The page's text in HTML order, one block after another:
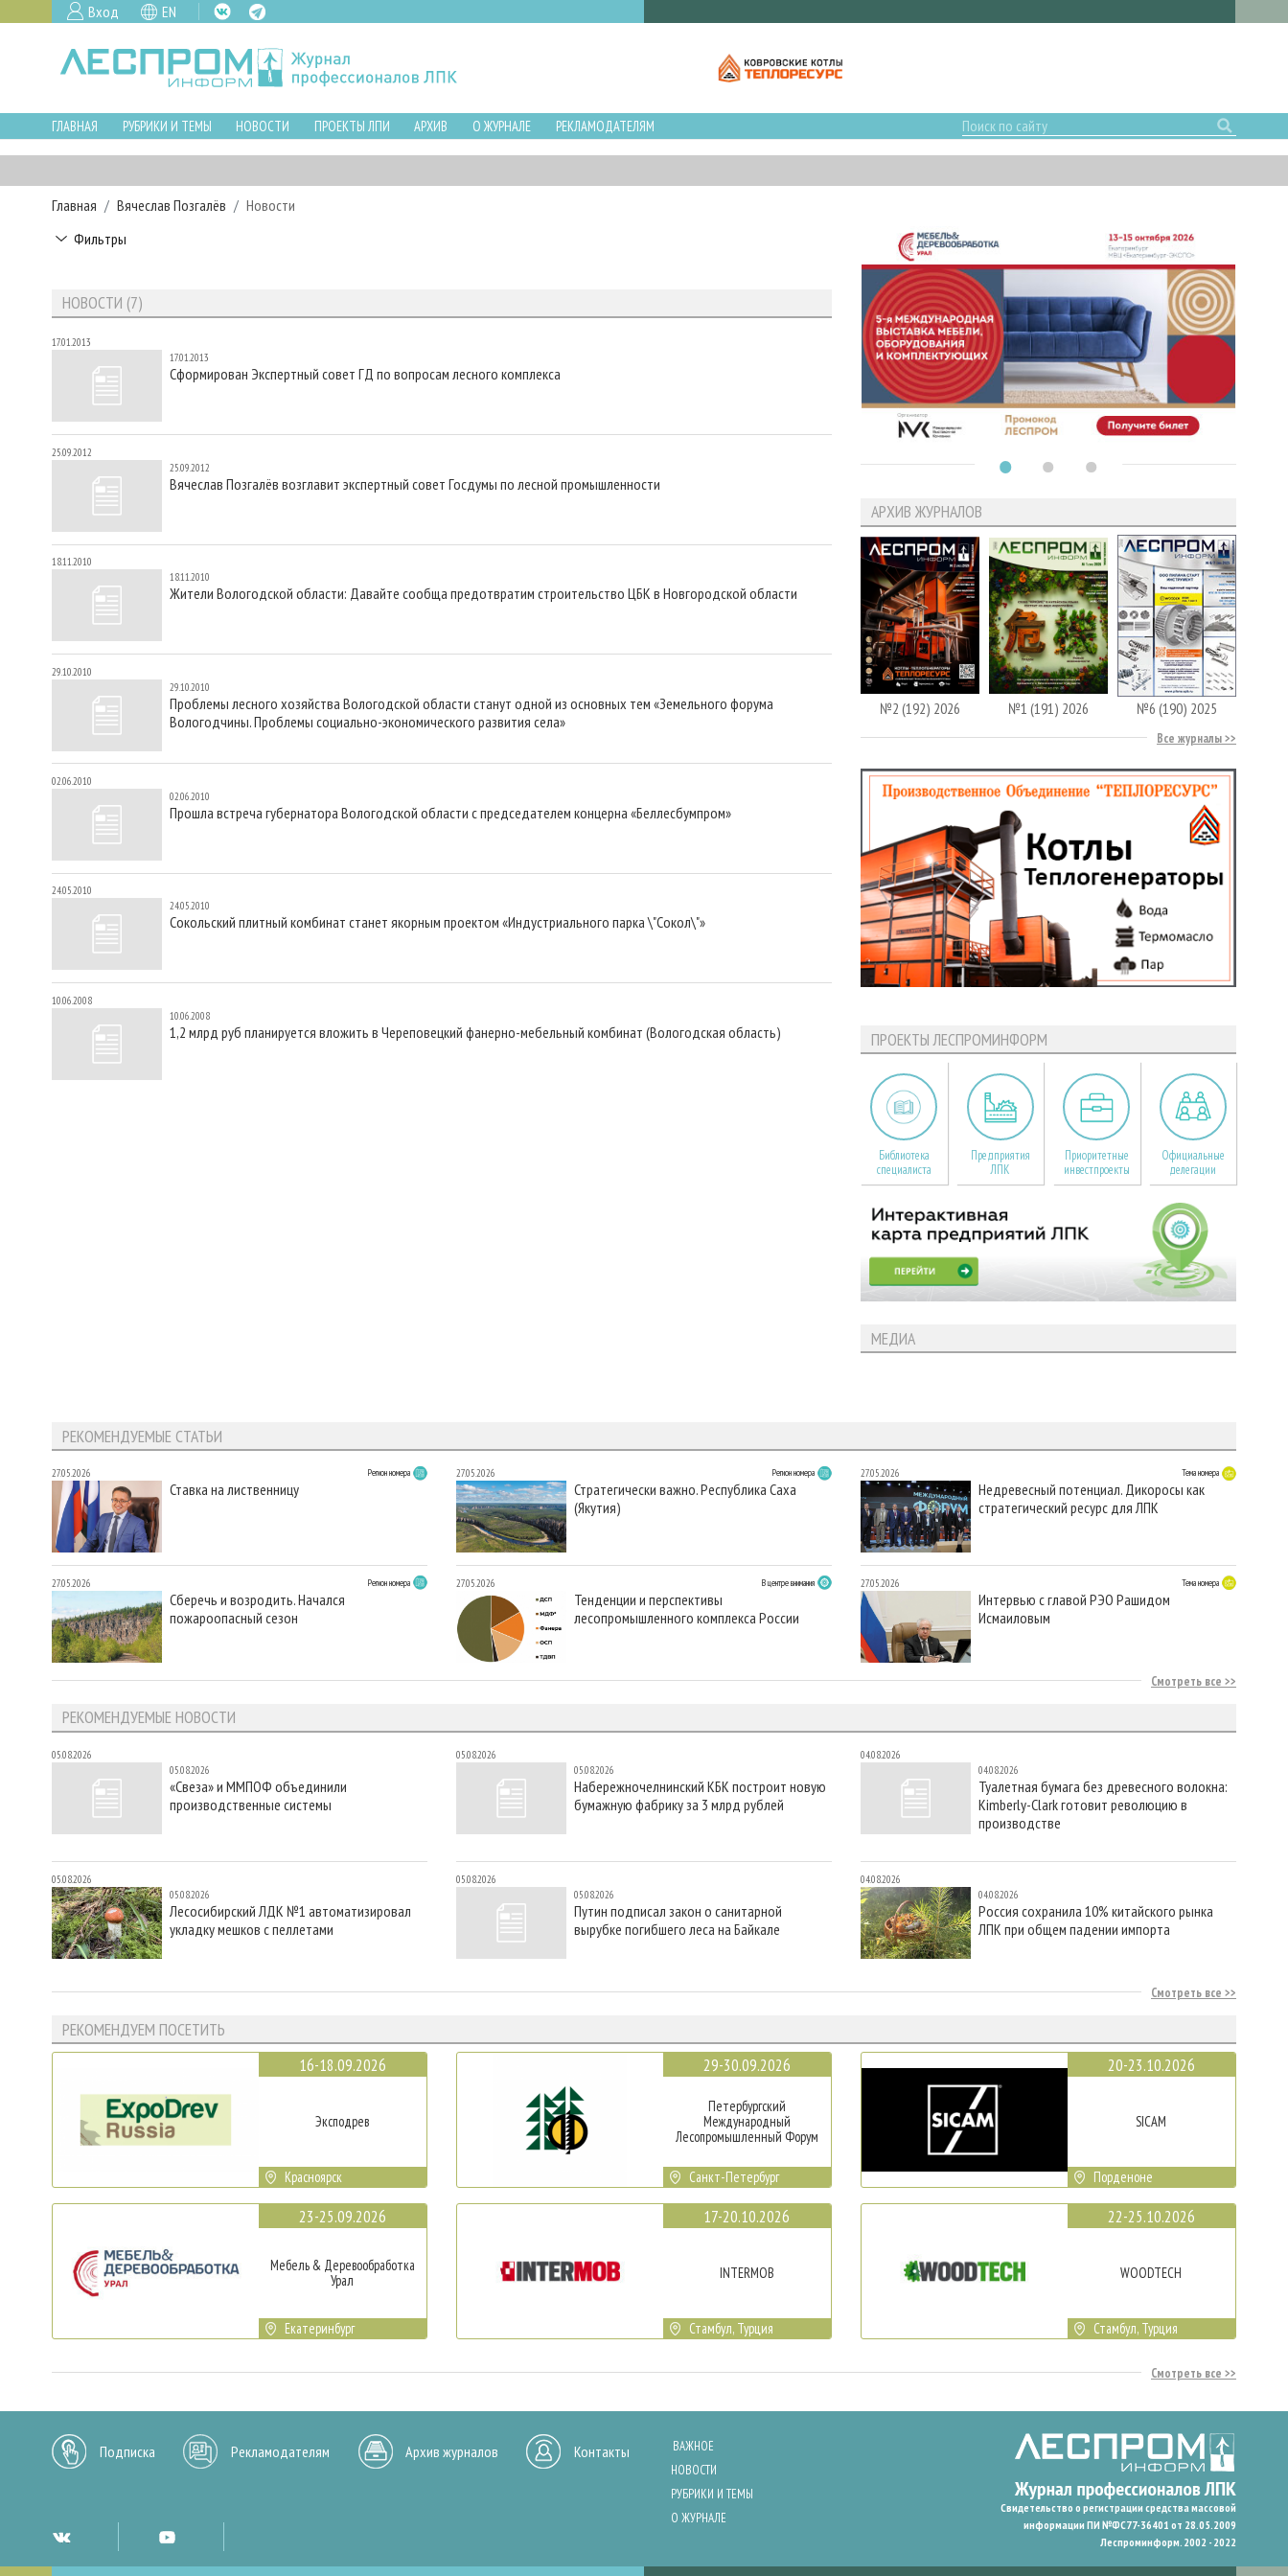
Вход EN
ГЛАВНАЯ РУБРИКИ И ТЕМЫ НОВОСТИ ПРОЕКТЫ ЛПИ АРХИВ О ЖУРНАЛЕ РЕКЛАМОДАТЕЛЯМ
Главная Вячеслав Позгалёв
Новости
Фильтры
НОВОСТИ (7)
17.01.2013
17.01.2013
Сформирован Экспертный совет ГД по вопросам лесного комплекса
25.09.2012
25.09.2012
Вячеслав Позгалёв возглавит экспертный совет Госдумы по лесной промышленности
18.11.2010
18.11.2010
Жители Вологодской области: Давайте сообща предотвратим строительство ЦБК в Новгородской области
29.10.2010
29.10.2010
Проблемы лесного хозяйства Вологодской области станут одной из основных тем «Земельного форума
Вологодчины. Проблемы социально-экономического развития села»
02.06.2010
02.06.2010
Прошла встреча губернатора Вологодской области с председателем концерна «Беллесбумпром»
24.05.2010
24.05.2010
Сокольский плитный комбинат станет якорным проектом «Индустриального парка \"Сокол\"»
10.06.2008
10.06.2008
1,2 млрд руб планируется вложить в Череповецкий фанерно-мебельный комбинат (Вологодская область)
АРХИВ ЖУРНАЛОВ
№2 (192) 2026 №1 (191) 2026 №6 (190) 2025
Все журналы
ПРОЕКТЫ ЛЕСПРОМИНФОРМ
Библиотека
специалиста
Предприятия
ЛПК
Приоритетные
инвестпроекты
Официальные
делегации
МЕДИА
РЕКОМЕНДУЕМЫЕ СТАТЬИ
27.05.2026 Регион номера
Ставка на лиственницу
27.05.2026 Регион номера
Сберечь и возродить. Начался
пожароопасный сезон
27.05.2026 Регион номера
Стратегически важно. Республика Саха
(Якутия)
27.05.2026 В центре внимания
Тенденции и перспективы
лесопромышленного комплекса России
27.05.2026 Тема номера
Недревесный потенциал. Дикоросы как
стратегический ресурс для ЛПК
27.05.2026 Тема номера
Интервью с главой РЭО Рашидом
Исмаиловым
Смотреть все
РЕКОМЕНДУЕМЫЕ НОВОСТИ
05.08.2026
05.08.2026
«Свеза» и ММПОФ объединили
производственные системы
05.08.2026
05.08.2026
Лесосибирский ЛДК №1 автоматизировал
укладку мешков с пеллетами
05.08.2026
05.08.2026
Набережночелнинский КБК построит новую
бумажную фабрику за 3 млрд рублей
05.08.2026
05.08.2026
Путин подписал закон о санитарной
вырубке погибшего леса на Байкале
04.08.2026
04.08.2026
Туалетная бумага без древесного волокна:
Kimberly-Clark готовит революцию в
производстве
04.08.2026
04.08.2026
Россия сохранила 10% китайского рынка
ЛПК при общем падении импорта
Смотреть все
РЕКОМЕНДУЕМ ПОСЕТИТЬ
16-18.09.2026
Эксподрев
Красноярск
23-25.09.2026
Мебель & Деревообработка
Урал
Екатеринбург
29-30.09.2026
Петербургский
Международный
Лесопромышленный Форум
Санкт-Петербург
17-20.10.2026
INTERMOB
Стамбул, Турция
20-23.10.2026
SICAM
Порденоне
22-25.10.2026
WOODTECH
Стамбул, Турция
Смотреть все
Подписка Рекламодателям Архив журналов Контакты
ВАЖНОЕ
НОВОСТИ
РУБРИКИ И ТЕМЫ
О ЖУРНАЛЕ
Свидетельство о регистрации средства массовой
информации ПИ №ФС77-36401 от 28.05.2009
Леспроминформ. 2002 - 2022